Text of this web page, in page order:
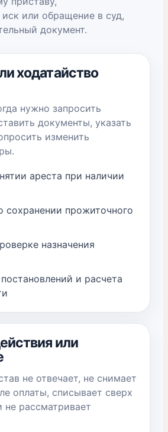
или обращение в суд,
документ.
ходатайство
нужно запросить
документы, указать
изменить
ареста при наличии
сохранении прожиточного
назначения
и расчета
или
не отвечает, не снимает
оплаты, списывает сверх
не рассматривает